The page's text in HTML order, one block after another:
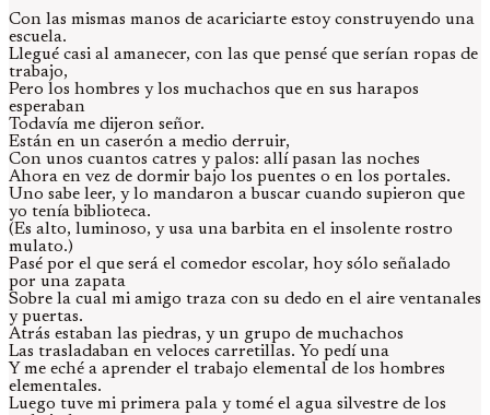
Con las mismas manos de acariciarte estoy construyendo una
escuela.
Llegué casi al amanecer, con las que pensé que serían ropas de
trabajo,
Pero los hombres y los muchachos que en sus harapos
esperaban
Todavía me dijeron señor.
Están en un caserón a medio derruir,
Con unos cuantos catres y palos: allí pasan las noches
Ahora en vez de dormir bajo los puentes o en los portales.
Uno sabe leer, y lo mandaron a buscar cuando supieron que
yo tenía biblioteca.
(Es alto, luminoso, y usa una barbita en el insolente rostro
mulato.)
Pasé por el que será el comedor escolar, hoy sólo señalado
por una zapata
Sobre la cual mi amigo traza con su dedo en el aire ventanales
y puertas.
Atrás estaban las piedras, y un grupo de muchachos
Las trasladaban en veloces carretillas. Yo pedí una
Y me eché a aprender el trabajo elemental de los hombres
elementales.
Luego tuve mi primera pala y tomé el agua silvestre de los